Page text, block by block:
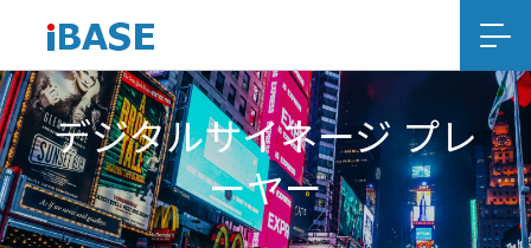
デジタルサイネージ プレ
ーヤー